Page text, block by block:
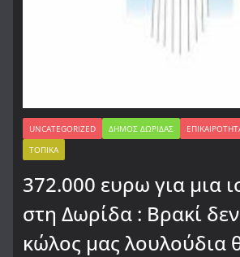
UNCATEGORIZED ΔΉΜΟΣ ΔΩΡΊΔΑΣ
ΤΟΠΙΚΆ
372.000 ευρω για μια
στη Δωρίδα : Βρακί δεν
κώλος μας λουλούδια